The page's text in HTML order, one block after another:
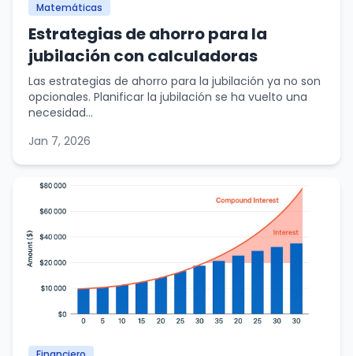
Matemáticas
Estrategias de ahorro para la
jubilación con calculadoras
Las estrategias de ahorro para la jubilación ya no son
opcionales. Planificar la jubilación se ha vuelto una
necesidad...
Jan 7, 2026